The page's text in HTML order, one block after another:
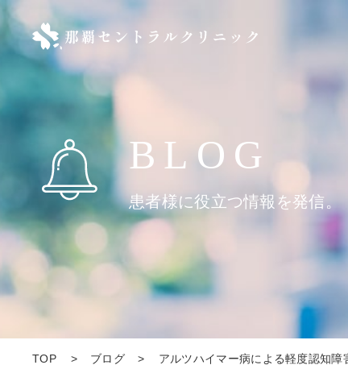
BLOG
患者様に役立つ情報を発信。
TOP ブログ アルツハイマー病による軽度認知障